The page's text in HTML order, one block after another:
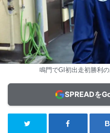
鳴門でGI初出走初勝利
SPREADを